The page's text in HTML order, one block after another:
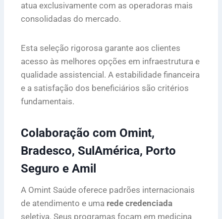
atua exclusivamente com as operadoras mais
consolidadas do mercado.
Esta seleção rigorosa garante aos clientes
acesso às melhores opções em infraestrutura e
qualidade assistencial. A estabilidade financeira
e a satisfação dos beneficiários são critérios
fundamentais.
Colaboração com Omint,
Bradesco, SulAmérica, Porto
Seguro e Amil
A Omint Saúde oferece padrões internacionais
de atendimento e uma rede credenciada
seletiva. Seus programas focam em medicina